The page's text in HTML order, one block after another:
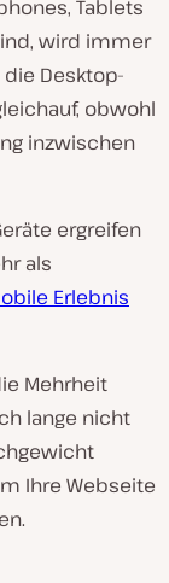
Tablets
wird immer
Desktop-
obwohl
inzwischen
ergreifen
als
Erlebnis
Mehrheit
lange nicht
Ihre Webseite